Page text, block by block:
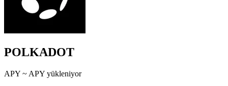
POLKADOT
APY ~ APY yükleniyor